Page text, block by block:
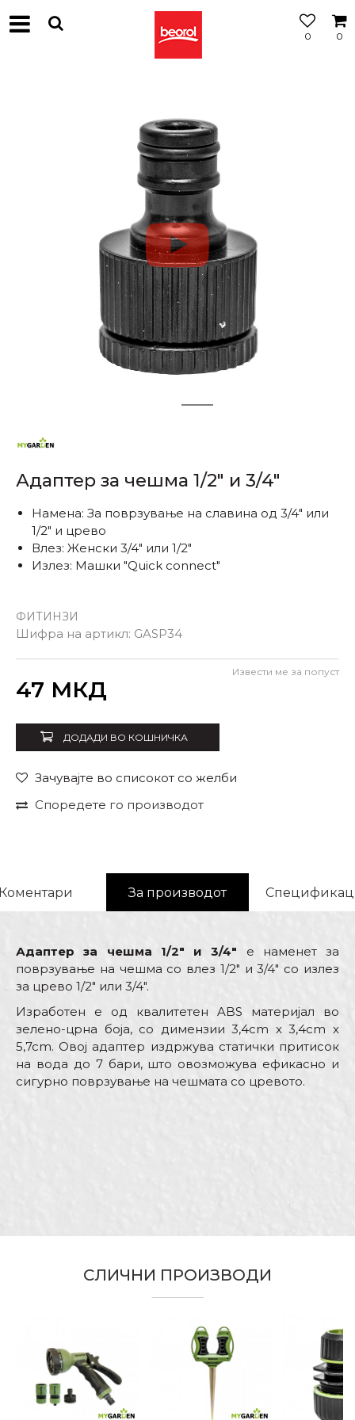
0
0
2
Адаптер за чешма 1/2" и 3/4"
ФИТИНЗИ
Шифра на артикл: GASP34
Намена: За поврзување на славина од 3/4" или
1/2" и црево
Влез: Женски 3/4" или 1/2"
Излез: Машки "Quick connect"
47 МКД
Извести ме за попуст
ДОДАДИ ВО КОШНИЧКА
Зачувајте во списокот со желби
Споредете го производот
За производот
Адаптер за чешма 1/2" и 3/4" е наменет за
поврзување на чешма со влез 1/2" и 3/4" со излез
за црево 1/2" или 3/4".
Изработен е од квалитетен ABS материјал во
зелено-црна боја, со димензии 3,4cm x 3,4cm x
5,7cm. Овој адаптер издржува статички притисок
на вода до 7 бари, што овозможува ефикасно и
сигурно поврзување на чешмата со цревото.
Материјал
АБС
СЛИЧНИ ПРОИЗВОДИ